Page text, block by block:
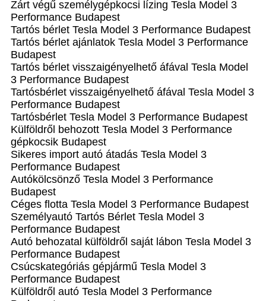
Zárt végű személygépkocsi lízing Tesla Model 3
Performance Budapest
Tartós bérlet Tesla Model 3 Performance Budapest
Tartós bérlet ajánlatok Tesla Model 3 Performance
Budapest
Tartós bérlet visszaigényelhető áfával Tesla Model
3 Performance Budapest
Tartósbérlet visszaigényelhető áfával Tesla Model 3
Performance Budapest
Tartósbérlet Tesla Model 3 Performance Budapest
Külföldről behozott Tesla Model 3 Performance
gépkocsik Budapest
Sikeres import autó átadás Tesla Model 3
Performance Budapest
Autókölcsönző Tesla Model 3 Performance
Budapest
Céges flotta Tesla Model 3 Performance Budapest
Személyautó Tartós Bérlet Tesla Model 3
Performance Budapest
Autó behozatal külföldről saját lábon Tesla Model 3
Performance Budapest
Csúcskategóriás gépjármű Tesla Model 3
Performance Budapest
Külföldről autó Tesla Model 3 Performance